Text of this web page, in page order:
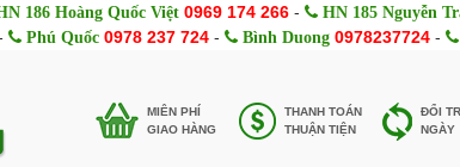
186 Hoàng Quốc Việt 0969 174 266 - HN 185 Nguyễn
Phú Quốc 0978 237 724- Bình Duong 0978237724-
MIÊN PHÍ
GIAO HÀNG
THANH TOÁN
THUẬN TIỆN
ĐỔI
NGÀY